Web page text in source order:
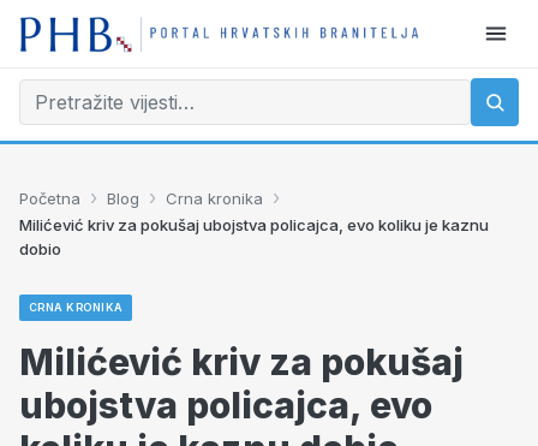
Početna › Blog › Crna kronika ›
Milićević kriv za pokušaj ubojstva policajca, evo koliku je kaznu
dobio
CRNA KRONIKA
Milićević kriv za pokušaj
ubojstva policajca, evo